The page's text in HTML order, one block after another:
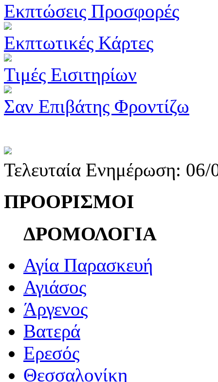
Εκπτώσεις Προσφορές
Εκπτωτικές Κάρτες
Τιμές Εισιτηρίων
Σαν Επιβάτης Φροντίζω
Τελευταία Ενημέρωση:
ΠΡΟΟΡΙΣΜΟΙ
ΔΡΟΜΟΛΟΓΙΑ
Αγία Παρασκευή
Αγιάσος
Άργενος
Βατερά
Ερεσός
Θεσσαλονίκη